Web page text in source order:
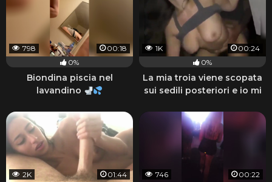
798
00:18
0%
Biondina piscia nel
lavandino
1K
00:24
0%
La mia troia viene scopata
sui sedili posteriori e io mi
2K
01:44
746
00:22